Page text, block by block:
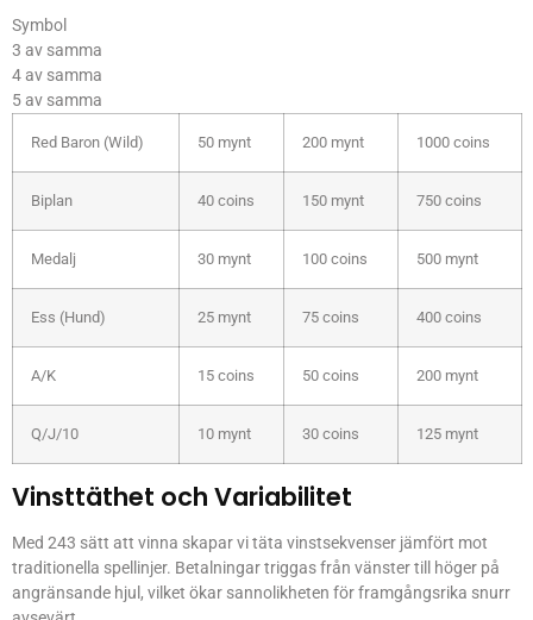
Symbol
3 av samma
4 av samma
5 av samma
Red Baron (Wild) 50 mynt 200 mynt 1000 coins
Biplan 40 coins 150 mynt 750 coins
Medalj 30 mynt 100 coins 500 mynt
Ess (Hund) 25 mynt 75 coins 400 coins
A/K 15 coins 50 coins 200 mynt
Q/J/10 10 mynt 30 coins 125 mynt
Vinsttäthet och Variabilitet
Med 243 sätt att vinna skapar vi täta vinstsekvenser jämfört mot
traditionella spellinjer. Betalningar triggas från vänster till höger på
angränsande hjul, vilket ökar sannolikheten för framgångsrika snurr